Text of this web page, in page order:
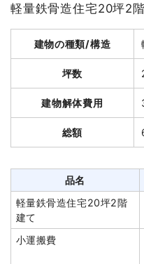
建物解体費用
総額
品名
木造アパート40坪2階建
養生費
外階段撤去
諸経費
値引き
小計
軽量鉄骨造住宅20坪2
建物の種類/構造
坪数
建物解体費用
総額
品名
軽量鉄骨造住宅20坪2階
建て
小運搬費